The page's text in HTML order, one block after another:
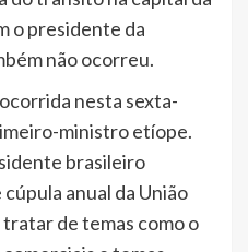
o presidente da
não ocorreu.
nesta sexta-
ministro etíope.
brasileiro
anual da União
de temas como o